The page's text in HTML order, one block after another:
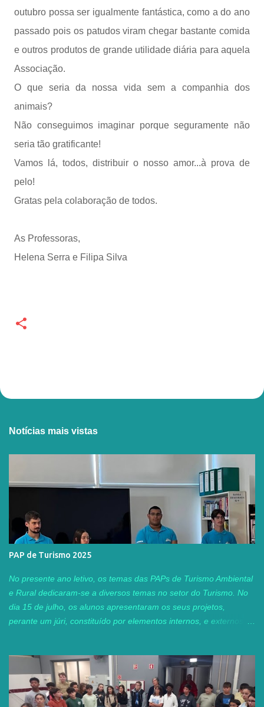
outubro possa ser igualmente fantástica, como a do ano
passado pois os patudos viram chegar bastante comida
e outros produtos de grande utilidade diária para aquela
Associação.
O que seria da nossa vida sem a companhia dos
animais?
Não conseguimos imaginar porque seguramente não
seria tão gratificante!
Vamos lá, todos, distribuir o nosso amor...à prova de
pelo!
Gratas pela colaboração de todos.
As Professoras,
Helena Serra e Filipa Silva
Notícias mais vistas
PAP de Turismo 2025
No presente ano letivo, os temas das PAPs de Turismo Ambiental
e Rural dedicaram-se a diversos temas no setor do Turismo. No
dia 15 de julho, os alunos apresentaram os seus projetos,
perante um júri, constituído por elementos internos, e externos ao
Superior de Turismo e Tecnologias do Mar, do IPL, Peniche, e
com duas ex-alunas do nosso curso profissional TAR, Sofia
Carvalho e Patrícia Baptista , que neste momento, já concluíram